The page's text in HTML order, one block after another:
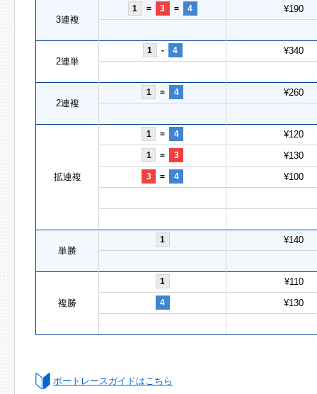
3連複
1 = 3 = 4 ¥190
2連単
1 - 4 ¥340
2連複
1 = 4 ¥260
拡連複
1 = 4 ¥120
1 = 3 ¥130
3 = 4 ¥100
単勝
1 ¥140
複勝
1 ¥110
4 ¥130
ボートレースガイドはこちら